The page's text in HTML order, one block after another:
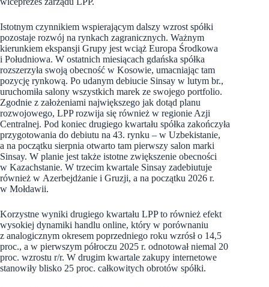
Istotnym czynnikiem wspierającym dalszy wzrost spółki
pozostaje rozwój na rynkach zagranicznych. Ważnym
kierunkiem ekspansji Grupy jest wciąż Europa Środkowa
i Południowa. W ostatnich miesiącach gdańska spółka
rozszerzyła swoją obecność w Kosowie, umacniając tam
pozycję rynkową. Po udanym debiucie Sinsay w lutym br.,
uruchomiła salony wszystkich marek ze swojego portfolio.
Zgodnie z założeniami największego jak dotąd planu
rozwojowego, LPP rozwija się również w regionie Azji
Centralnej. Pod koniec drugiego kwartału spółka zakończyła
przygotowania do debiutu na 43. rynku – w Uzbekistanie,
a na początku sierpnia otwarto tam pierwszy salon marki
Sinsay. W planie jest także istotne zwiększenie obecności
w Kazachstanie. W trzecim kwartale Sinsay zadebiutuje
również w Azerbejdżanie i Gruzji, a na początku 2026 r.
w Mołdawii.
Korzystne wyniki drugiego kwartału LPP to również efekt
wysokiej dynamiki handlu online, który w porównaniu
z analogicznym okresem poprzedniego roku wzrósł o 14,5
proc., a w pierwszym półroczu 2025 r. odnotował niemal 20
proc. wzrostu r/r. W drugim kwartale zakupy internetowe
stanowiły blisko 25 proc. całkowitych obrotów spółki.